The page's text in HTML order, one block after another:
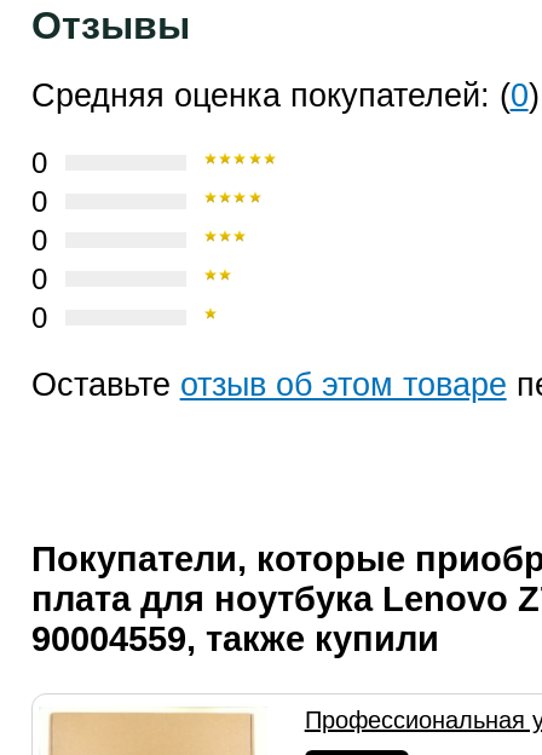
Отзывы
Средняя оценка покупателей: (0)
0
0
0
0
0
Оставьте отзыв об этом товаре
Покупатели, которые
плата для ноутбука Lenovo
90004559, также купили
Профессиональная